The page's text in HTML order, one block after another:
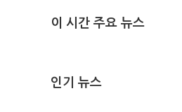
이 시간 주요 뉴스
인기 뉴스